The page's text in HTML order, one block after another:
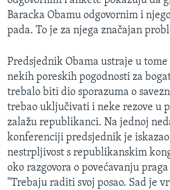
Baracka Obamu odgovornim i
pada. To je za njega značajan
Predsjednik Obama ustraje u
nekih poreskih pogodnosti za
trebalo biti dio sporazuma o
trebao uključivati i neke rezove u
zalažu republikanci. Na jednoj
konferenciji predsjednik je
nestrpljivost s republikanskim
oko razgovora o povećavanju
"Trebaju raditi svoj posao. Sad je